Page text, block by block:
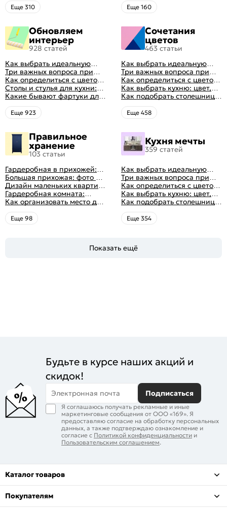
правильно: советы и фото в
интерьере
Eще 310 Eще 160
Обновляем
интерьер
928 статей
Как выбрать идеальную
планировку для кухни
Три важных вопроса при
выборе кухни: готовка,
посуда, комфорт
Как определиться с цветом
кухни: светлые, темные,
яркие
Столы и стулья для кухни:
советы по выбору
Какие бывают фартуки для
кухни: как правильно
выбрать
Eще 923
Сочетания
цветов
463 статьи
Как выбрать идеальную
планировку для кухни
Три важных вопроса при
выборе кухни: готовка,
посуда, комфорт
Как определиться с цветом
кухни: светлые, темные,
яркие
Как выбрать кухню: цвет,
планировка, аксессуары
Как подобрать столешницу
для кухни по цвету
Eще 458
Правильное
хранение
103 статьи
Гардеробная в прихожей:
виды, фото в интерьере,
идеи дизайна
Большая прихожая: фото с
функциональным
распределением дизайна
Дизайн маленьких квартир:
10 идей для дизайна
интерьера с фото
Гардеробная комната:
дизайн, планировка, советы
по обустройству,
распространенные ошибки
Как организовать место для
хранения на балконе
Eще 98
Кухня мечты
359 статей
Как выбрать идеальную
планировку для кухни
Три важных вопроса при
выборе кухни: готовка,
посуда, комфорт
Как определиться с цветом
кухни: светлые, темные,
яркие
Как выбрать кухню: цвет,
планировка, аксессуары
Как подобрать столешницу
для кухни по цвету
Eще 354
Показать ещё
Будьте в курсе наших акций и
скидок!
Электронная почта Подписаться
Я соглашаюсь получать рекламные и иные
маркетинговые сообщения от ООО «169». Я
предоставляю согласие на обработку персональных
данных, а также подтверждаю ознакомление и
согласие с Политикой конфиденциальности и
Пользовательским соглашением.
Каталог товаров
Покупателям